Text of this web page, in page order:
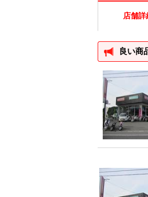
店舗詳
良い商